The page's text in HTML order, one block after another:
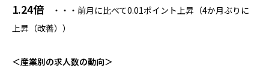
1.24倍 ・・・前月に比べて0.01ポイント上昇（4か月ぶりに
上昇（改善））
＜産業別の求人数の動向＞